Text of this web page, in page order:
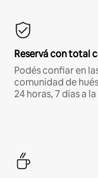
Reservá con total
Podés confiar en
comunidad de
24 horas, 7 días a